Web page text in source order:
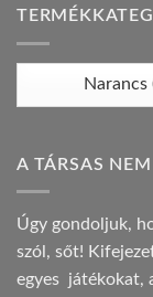
A TÁRSAS
Úgy gondoljuk,
szól, sőt!
egyes játékokat,